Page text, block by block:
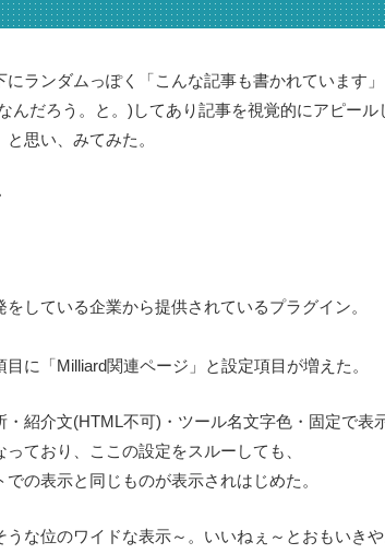
ランダムっぽく「こんな記事も書かれています」
んだろう。と。)してあり記事を視覚的にアピール
思い、みてみた。
している企業から提供されているプラグイン。
に「Milliard関連ページ」と設定項目が増えた。
・紹介文(HTML不可)・ツール名文字色・固定で表
ており、ここの設定をスルーしても、
の表示と同じものが表示されはじめた。
な位のワイドな表示～。いいねぇ～とおもいきや